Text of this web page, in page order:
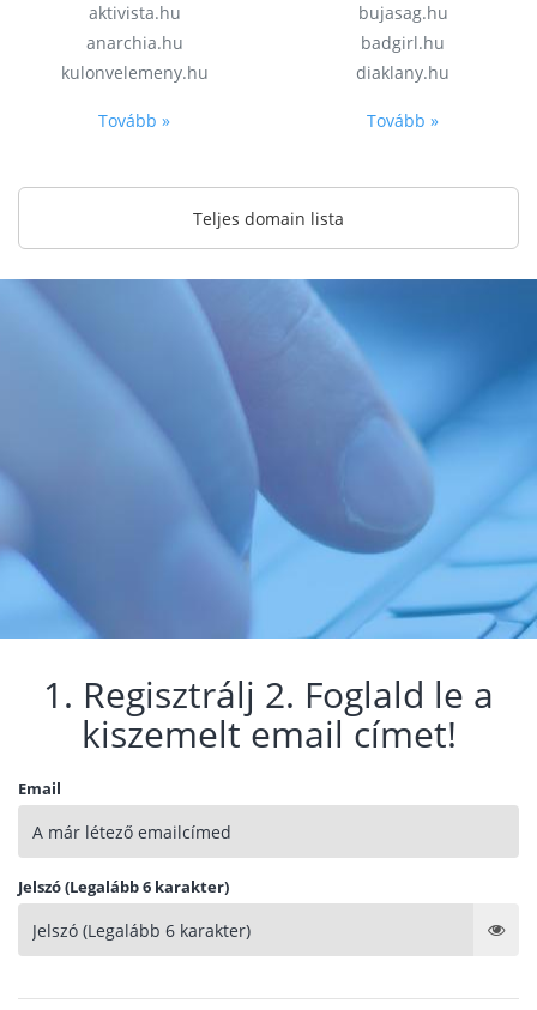
aktivista.hu
anarchia.hu
kulonvelemeny.hu
Tovább »
bujasag.hu
badgirl.hu
diaklany.hu
Tovább »
Teljes domain lista
1. Regisztrálj 2. Foglald le a
kiszemelt email címet!
Email
Jelszó (Legalább 6 karakter)